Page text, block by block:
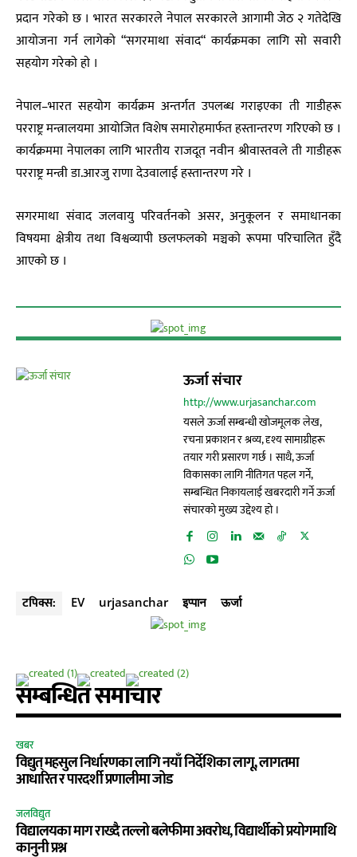
प्रदान गरेकाे छ । भारत सरकारले नेपाल सरकारले आगामी जेठ २ गतेदेखि
आयोजना गर्न लागेको “सगरमाथा संवाद“ कार्यक्रमका लागि साे सवारी
सहयाेग गरेकाे हाे ।
नेपाल–भारत सहयोग कार्यक्रम अन्तर्गत उपलब्ध गराइएका ती गाडीहरू
परराष्ट्र मन्त्रालयमा आयोजित विशेष समारोहमार्फत हस्तान्तरण गरिएको छ ।
कार्यक्रममा नेपालका लागि भारतीय राजदूत नवीन श्रीवास्तवले ती गाडीहरू
परराष्ट्र मन्त्री डा.आरजु राणा देउवालाई हस्तान्तरण गरे ।
सगरमाथा संवाद जलवायु परिवर्तनको असर, अनुकूलन र समाधानका
विषयमा क्षेत्रीय तथा विश्वव्यापी छलफलको मञ्चको रूपमा परिचालित हुँदै
आएको छ ।
ऊर्जा संचार
http://www.urjasanchar.com
यसले ऊर्जा सम्बन्धी खोजमूलक लेख,
रचना प्रकाशन र श्रव्य, दृश्य सामाग्रीहरू
तयार गरी प्रसारण गर्छ । साथै, ऊर्जा
विकासका लागि नीतिगत पहल गर्ने,
सम्बन्धित निकायलाई खबरदारी गर्ने ऊर्जा
संचारको मुख्य उद्देश्य हो ।
टपिक्स: EV urjasanchar इप्पान ऊर्जा
सम्बन्धित समाचार
खबर
विद्युत् महसुल निर्धारणका लागि नयाँ निर्देशिका लागू, लागतमा
आधारित र पारदर्शी प्रणालीमा जोड
जलविद्युत
विद्यालयका माग राख्दै तल्लो बलेफीमा अवरोध, विद्यार्थीको प्रयोगमाथि
कानुनी प्रश्न